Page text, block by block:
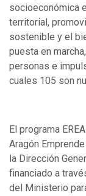
socioeconómica
territorial,
sostenible y el
puesta en
personas e
cuales 105 son
El programa
Aragón
la Dirección
financiado a
del Ministerio